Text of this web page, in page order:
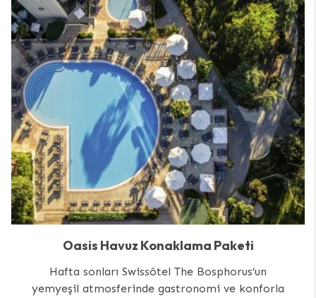
Oasis Havuz Konaklama Paketi
Hafta sonları Swissôtel The Bosphorus’un
yemyeşil atmosferinde gastronomi ve konforla